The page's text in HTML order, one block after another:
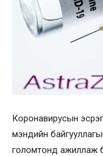
Коронавирусын
мэндийн
голомтонд ажиллаж